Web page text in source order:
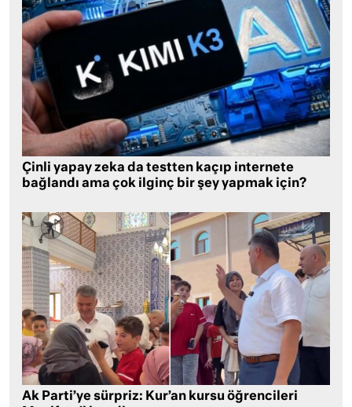
Çinli yapay zeka da testten kaçıp internete
bağlandı ama çok ilginç bir şey yapmak için?
Ak Parti’ye sürpriz: Kur’an kursu öğrencileri